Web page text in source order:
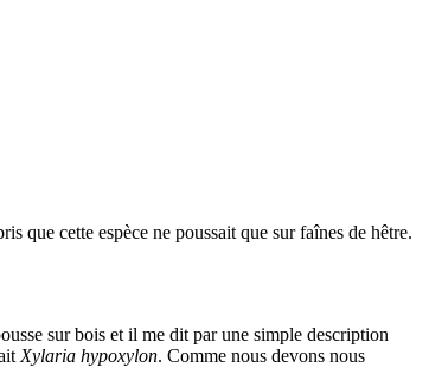
que cette espèce ne poussait que sur faînes de hêtre.
sur bois et il me dit par une simple description
Xylaria hypoxylon. Comme nous devons nous